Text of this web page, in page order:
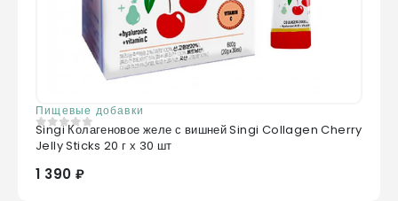
Пищевые добавки
0из 5
Singi Колагеновое желе с вишней Singi Collagen Cherry
Jelly Sticks 20 г х 30 шт
1 390 ₽